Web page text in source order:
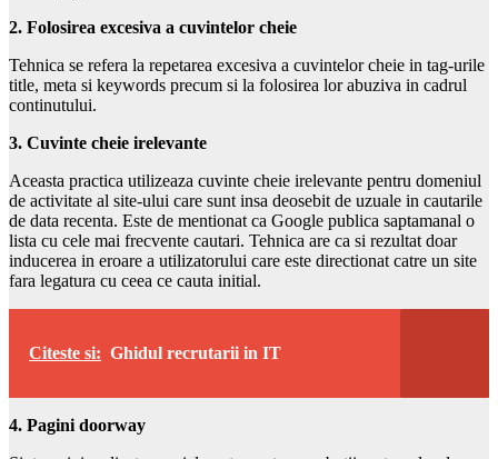
2. Folosirea excesiva a cuvintelor cheie
Tehnica se refera la repetarea excesiva a cuvintelor cheie in tag-urile
title, meta si keywords precum si la folosirea lor abuziva in cadrul
continutului.
3. Cuvinte cheie irelevante
Aceasta practica utilizeaza cuvinte cheie irelevante pentru domeniul
de activitate al site-ului care sunt insa deosebit de uzuale in cautarile
de data recenta. Este de mentionat ca Google publica saptamanal o
lista cu cele mai frecvente cautari. Tehnica are ca si rezultat doar
inducerea in eroare a utilizatorului care este directionat catre un site
fara legatura cu ceea ce cauta initial.
Citeste si: Ghidul recrutarii in IT
4. Pagini doorway